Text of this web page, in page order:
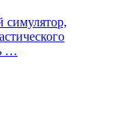
симулятор,
…